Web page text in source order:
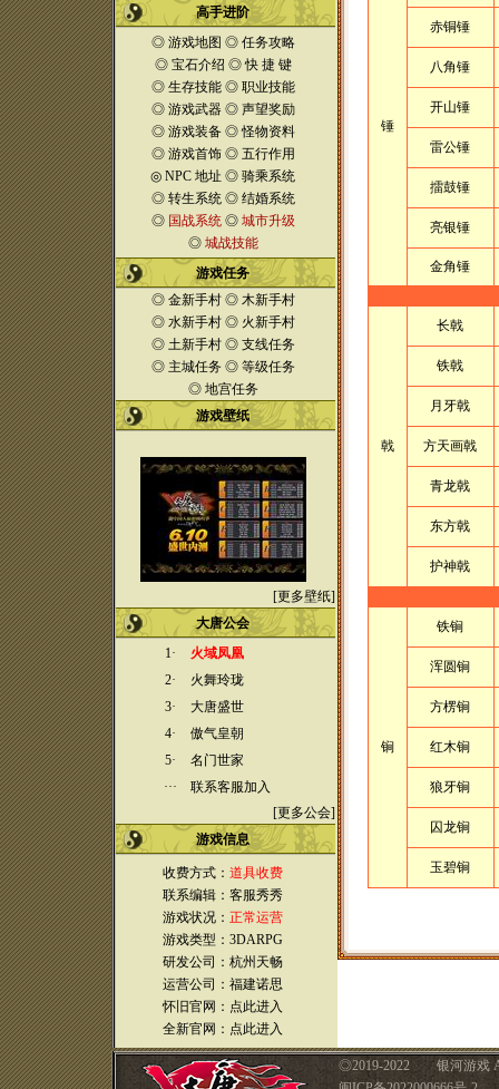
高手进阶
◎ 游戏地图 ◎ 任务攻略
◎ 宝石介绍 ◎快 捷 键
◎ 生存技能◎ 职业技能
◎ 游戏武器◎ 声望奖励
◎ 游戏装备◎怪物资料
◎ 游戏首饰◎ 五行作用
◎ NPC 地址 ◎ 骑乘系统
◎ 转生系统 ◎ 结婚系统
◎国战系统 ◎ 城市升级
◎ 城战技能
游戏任务
◎ 金新手村◎ 木新手村
◎ 水新手村◎ 火新手村
◎ 土新手村 ◎ 支线任务
◎ 主城任务◎ 等级任务
◎ 地宫任务
游戏壁纸
[更多壁纸]
大唐公会
1·
火域凤凰
2·
火舞玲珑
3·
大唐盛世
4·
傲气皇朝
5·
名门世家
···
联系客服加入
[更多公会]
游戏信息
收费方式： 道具收费
联系编辑：客服秀秀
游戏状况： 正常运营
游戏类型：3DARPG
研发公司：杭州天畅
运营公司：福建诺思
怀旧官网： 点此进入
全新官网： 点此进入
锤
赤铜锤
八角锤
开山锤
雷公锤
擂鼓锤
亮银锤
金角锤
戟
长戟
铁戟
月牙戟
方天画戟
青龙戟
东方戟
护神戟
锏
铁锏
浑圆锏
方楞锏
红木锏
狼牙锏
囚龙锏
玉碧锏
◎2019-2022 银河游戏